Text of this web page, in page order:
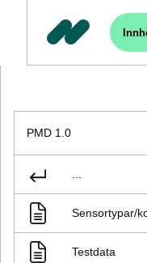
PMD 1.0
Sensortypar/
Testdata